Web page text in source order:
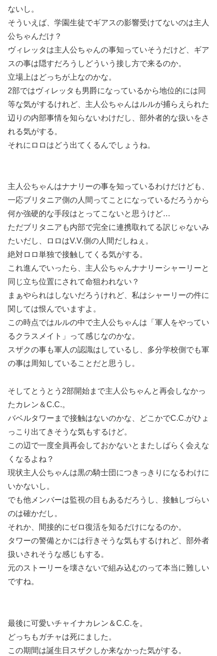
ないし。
そういえば、学園生徒でギアスの影響受けてないのは主人
公ちゃんだけ？
ヴィレッタは主人公ちゃんの事知っていそうだけど、ギア
スの事は隠すだろうしどういう接し方で来るのか。
立場上はどっちが上なのかな。
2部ではヴィレッタも男爵になっているから地位的には同
等な気がするけれど、主人公ちゃんはルルが捕らえられた
辺りの内部事情を知らないわけだし、部外者的な扱いをさ
れる気がする。
それに ロ ロはどう出てくるんでしょう ね。
主人公ちゃんはナナリーの事を知っているわけだけども
一応ブリタニア側の人間ってことになっているだろうから
何か強硬的な手段はとってこないと思うけど…
ただブリタニアも内部で完全に連携取れてる訳じゃないみ
たいだし、ロロはV.V.側の人間だしねぇ。
絶対ロロ単独で接触してくる気がする。
これ進んでいったら、主人公ちゃんナナリーシャーリーと
同じ立ち位置にされて命狙われない？
まぁやられはしないだろうけれど、私はシャーリーの件に
関しては恨んでいますよ。
この時点ではルルの中で主人公ちゃんは「軍人をやってい
るクラスメイト」って感じなのかな。
スザクの事も軍人の認識はしているし、多分学校側でも軍
の事は周知していることだと思うし。
そしてとうとう2部開始まで主人公ちゃんと再会しなかっ
たカレン＆C.C.。
バベルタワーまで接触はないのかな、どこかでC.C.がひょ
っこり出てきそうな気もするけど。
この辺で一度全員再会しておかないとまたしばらく会えな
くなるよね？
現状主人公ちゃんは黒の騎士団につきっきりになるわけに
いかないし。
でも他メンバーは監視の目もあるだろうし、接触しづらい
のは確かだし。
それか、間接的にゼロ復活を知るだけになるのか。
タワーの警備とかには行きそうな気もするけれど、部外者
扱いされそうな感じもする。
元のストーリーを壊さないで組み込むのって本当に難しい
ですね。
最後に可愛いチャイナカレン＆C.C.を。
どっちもガチャは死にました。
この期間は誕生日スザクしか来なかった気がする。